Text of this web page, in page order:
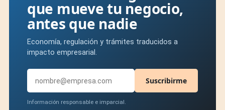
que mueve tu negocio,
antes que nadie
Economía, regulación y trámites traducidos a
impacto empresarial.
Suscribirme
Información responsable e imparcial.